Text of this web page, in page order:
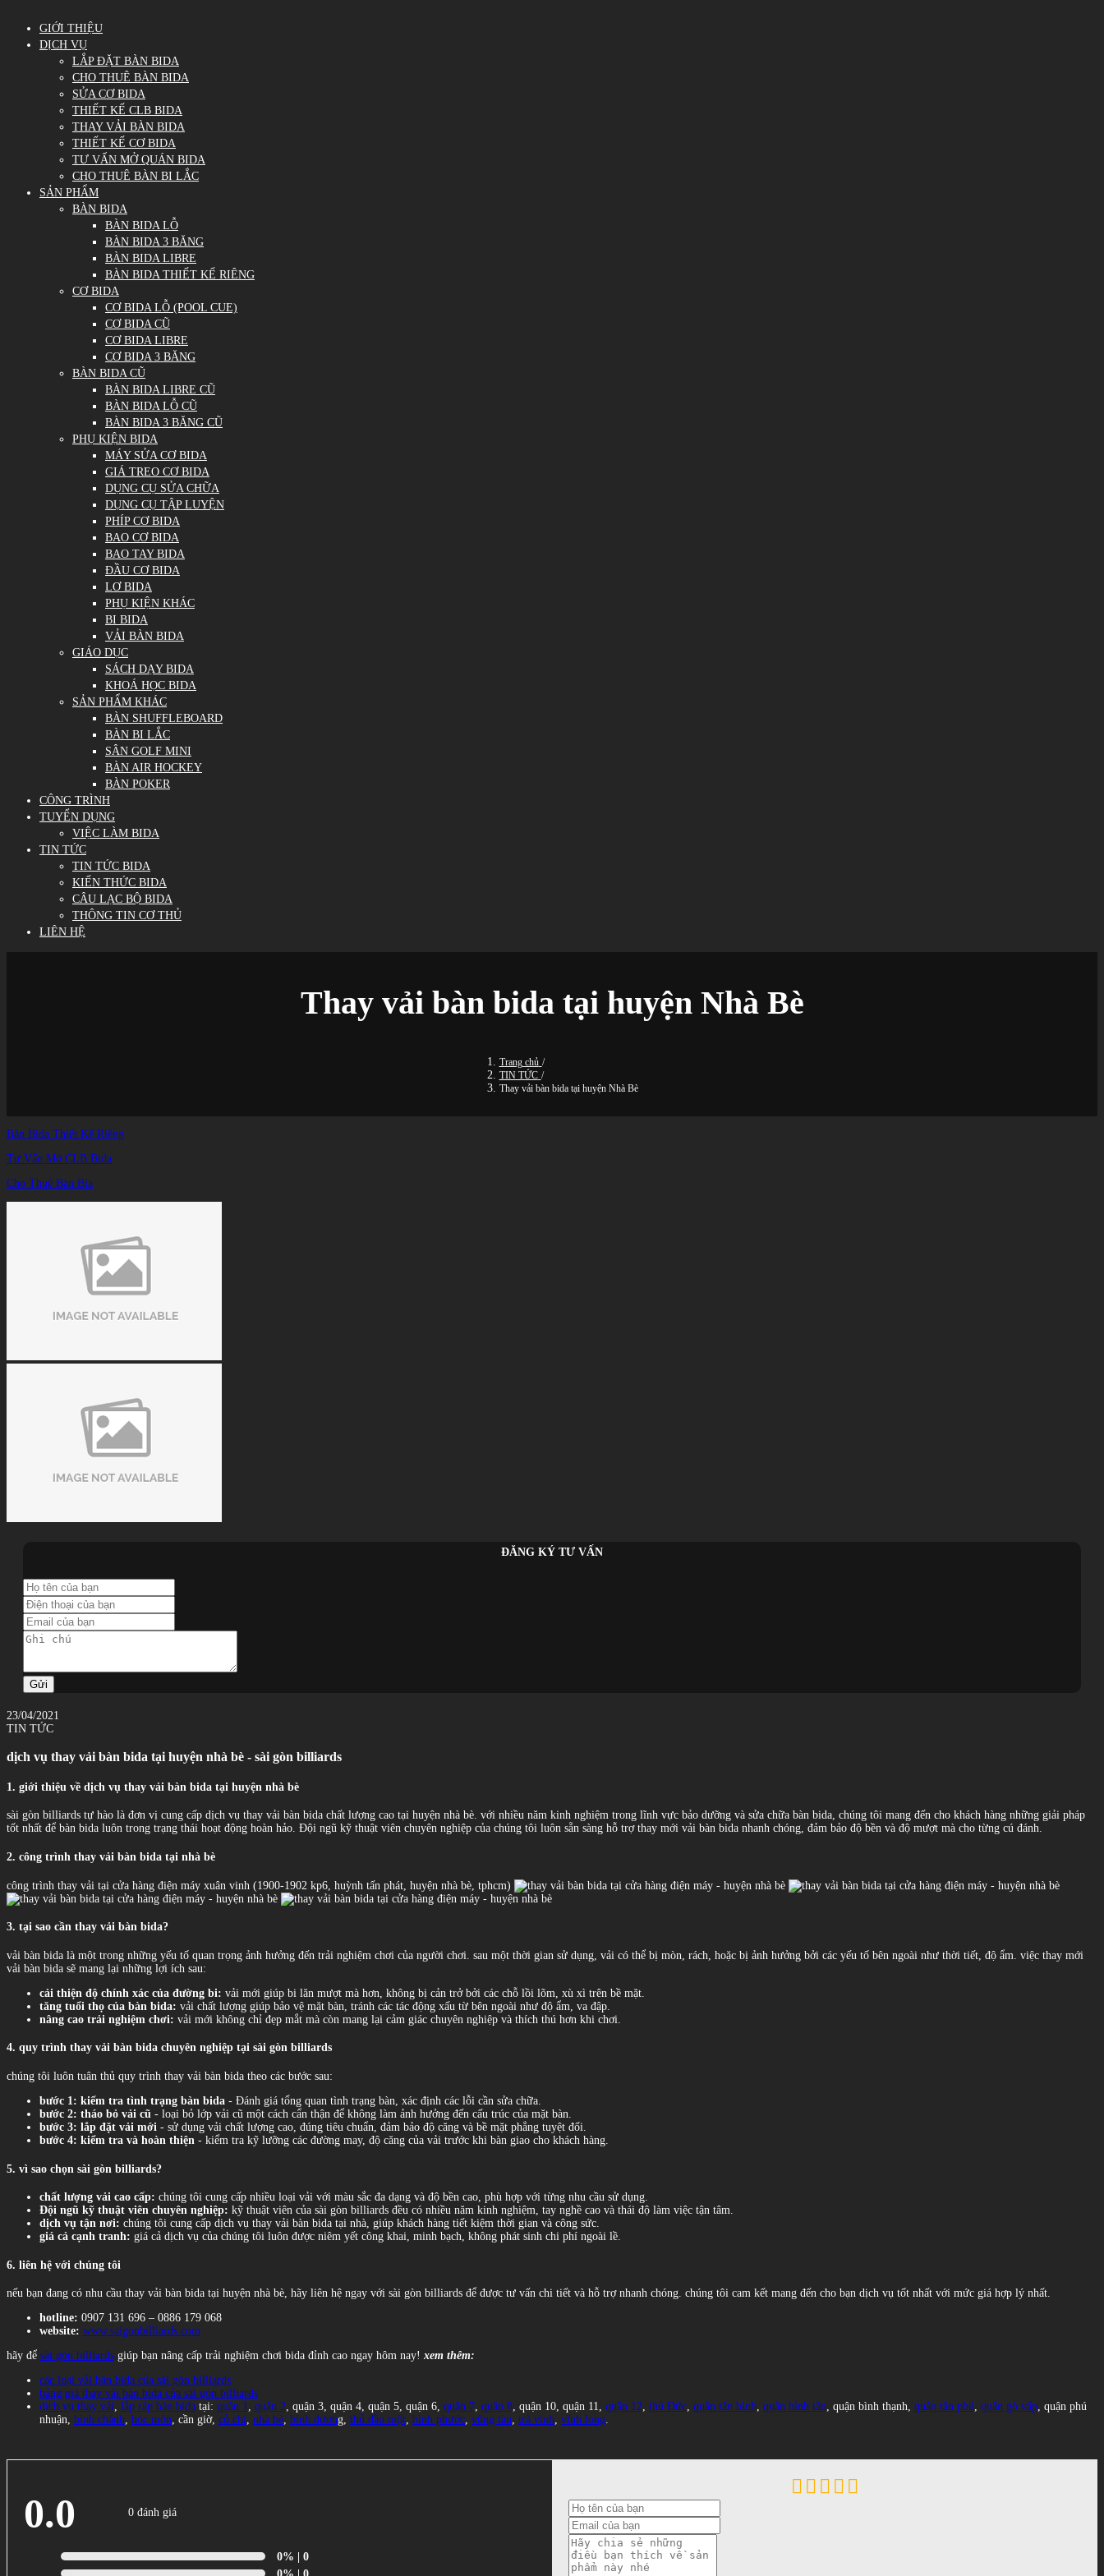
GIỚI THIỆU
DỊCH VỤ
LẮP ĐẶT BÀN BIDA
CHO THUÊ BÀN BIDA
SỬA CƠ BIDA
THIẾT KẾ CLB BIDA
THAY VẢI BÀN BIDA
THIẾT KẾ CƠ BIDA
TƯ VẤN MỞ QUÁN BIDA
CHO THUÊ BÀN BI LẮC
SẢN PHẨM
BÀN BIDA
BÀN BIDA LỖ
BÀN BIDA 3 BĂNG
BÀN BIDA LIBRE
BÀN BIDA THIẾT KẾ RIÊNG
CƠ BIDA
CƠ BIDA LỖ (POOL CUE)
CƠ BIDA CŨ
CƠ BIDA LIBRE
CƠ BIDA 3 BĂNG
BÀN BIDA CŨ
BÀN BIDA LIBRE CŨ
BÀN BIDA LỖ CŨ
BÀN BIDA 3 BĂNG CŨ
PHỤ KIỆN BIDA
MÁY SỬA CƠ BIDA
GIÁ TREO CƠ BIDA
DỤNG CỤ SỬA CHỮA
DỤNG CỤ TẬP LUYỆN
PHÍP CƠ BIDA
BAO CƠ BIDA
BAO TAY BIDA
ĐẦU CƠ BIDA
LƠ BIDA
PHỤ KIỆN KHÁC
BI BIDA
VẢI BÀN BIDA
GIÁO DỤC
SÁCH DẠY BIDA
KHOÁ HỌC BIDA
SẢN PHẨM KHÁC
BÀN SHUFFLEBOARD
BÀN BI LẮC
SÂN GOLF MINI
BÀN AIR HOCKEY
BÀN POKER
CÔNG TRÌNH
TUYỂN DỤNG
VIỆC LÀM BIDA
TIN TỨC
TIN TỨC BIDA
KIẾN THỨC BIDA
CÂU LẠC BỘ BIDA
THÔNG TIN CƠ THỦ
LIÊN HỆ
Thay vải bàn bida tại huyện Nhà Bè
Trang chủ /
TIN TỨC /
Thay vải bàn bida tại huyện Nhà Bè
Bàn Bida Thiết Kế Riêng
Tư Vấn Mở CLB Bida
Cho Thuê Bàn Bia
ĐĂNG KÝ TƯ VẤN
Gửi
23/04/2021
TIN TỨC
dịch vụ thay vải bàn bida tại huyện nhà bè - sài gòn billiards
1. giới thiệu về dịch vụ thay vải bàn bida tại huyện nhà bè
sài gòn billiards tự hào là đơn vị cung cấp dịch vụ thay vải bàn bida chất lượng cao tại huyện nhà bè. với nhiều năm kinh nghiệm trong lĩnh vực bảo dưỡng và sửa chữa bàn bida, chúng tôi mang đến cho khách hàng những giải pháp
tốt nhất để bàn bida luôn trong trạng thái hoạt động hoàn hảo. Đội ngũ kỹ thuật viên chuyên nghiệp của chúng tôi luôn sẵn sàng hỗ trợ thay mới vải bàn bida nhanh chóng, đảm bảo độ bền và độ mượt mà cho từng cú đánh.
2. công trình thay vải bàn bida tại nhà bè
công trình thay vải tại cửa hàng điện máy xuân vinh (1900-1902 kp6, huỳnh tấn phát, huyện nhà bè, tphcm)
3. tại sao cần thay vải bàn bida?
vải bàn bida là một trong những yếu tố quan trọng ảnh hưởng đến trải nghiệm chơi của người chơi. sau một thời gian sử dụng, vải có thể bị mòn, rách, hoặc bị ảnh hưởng bởi các yếu tố bên ngoài như thời tiết, độ ẩm. việc thay mới
vải bàn bida sẽ mang lại những lợi ích sau:
cải thiện độ chính xác của đường bi: vải mới giúp bi lăn mượt mà hơn, không bị cản trở bởi các chỗ lồi lõm, xù xì trên bề mặt.
tăng tuổi thọ của bàn bida: vải chất lượng giúp bảo vệ mặt bàn, tránh các tác động xấu từ bên ngoài như độ ẩm, va đập.
nâng cao trải nghiệm chơi: vải mới không chỉ đẹp mắt mà còn mang lại cảm giác chuyên nghiệp và thích thú hơn khi chơi.
4. quy trình thay vải bàn bida chuyên nghiệp tại sài gòn billiards
chúng tôi luôn tuân thủ quy trình thay vải bàn bida theo các bước sau:
bước 1: kiểm tra tình trạng bàn bida - Đánh giá tổng quan tình trạng bàn, xác định các lỗi cần sửa chữa.
bước 2: tháo bỏ vải cũ - loại bỏ lớp vải cũ một cách cẩn thận để không làm ảnh hưởng đến cấu trúc của mặt bàn.
bước 3: lắp đặt vải mới - sử dụng vải chất lượng cao, đúng tiêu chuẩn, đảm bảo độ căng và bề mặt phẳng tuyệt đối.
bước 4: kiểm tra và hoàn thiện - kiểm tra kỹ lưỡng các đường may, độ căng của vải trước khi bàn giao cho khách hàng.
5. vì sao chọn sài gòn billiards?
chất lượng vải cao cấp: chúng tôi cung cấp nhiều loại vải với màu sắc đa dạng và độ bền cao, phù hợp với từng nhu cầu sử dụng.
Đội ngũ kỹ thuật viên chuyên nghiệp: kỹ thuật viên của sài gòn billiards đều có nhiều năm kinh nghiệm, tay nghề cao và thái độ làm việc tận tâm.
dịch vụ tận nơi: chúng tôi cung cấp dịch vụ thay vải bàn bida tại nhà, giúp khách hàng tiết kiệm thời gian và công sức.
giá cả cạnh tranh: giá cả dịch vụ của chúng tôi luôn được niêm yết công khai, minh bạch, không phát sinh chi phí ngoài lề.
6. liên hệ với chúng tôi
nếu bạn đang có nhu cầu thay vải bàn bida tại huyện nhà bè, hãy liên hệ ngay với sài gòn billiards để được tư vấn chi tiết và hỗ trợ nhanh chóng. chúng tôi cam kết mang đến cho bạn dịch vụ tốt nhất với mức giá hợp lý nhất.
hotline: 0907 131 696 – 0886 179 068
website: www.saigonbilliards.com
hãy để sài gòn billiards giúp bạn nâng cấp trải nghiệm chơi bida đỉnh cao ngay hôm nay! xem thêm:
các loại vải bàn bida của sài gòn billiards
bảng giá thay vải bàn bida của sài gòn billiards
dịch vụ thay vải, lắp ráp bàn bida tại: quận 1, quận 2, quận 3, quận 4, quận 5, quận 6, quận 7, quận 8, quận 10, quận 11, quận 12, thủ Đức, quận tân bình, quận bình tân, quận bình thạnh, quận tân phú, quận gò vấp, quận phú
nhuận, bình chánh, hóc môn, cần giờ, củ chi, nhà bè, bình dương, thủ dầu một, bình phước, vũng tàu, trà vinh, vĩnh long.
0.0 0 đánh giá
0% | 0